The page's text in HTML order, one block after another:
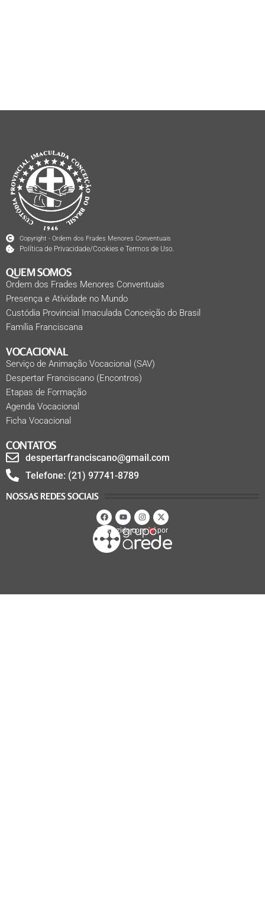
Copyright - Ordem dos Frades Menores Conventuais
Política de Privacidade/Cookies e Termos de Uso.
QUEM SOMOS
Ordem dos Frades Menores Conventuais
Presença e Atividade no Mundo
Custódia Provincial Imaculada Conceição do Brasil
Família Franciscana
VOCACIONAL
Serviço de Animação Vocacional (SAV)
Despertar Franciscano (Encontros)
Etapas de Formação
Agenda Vocacional
Ficha Vocacional
CONTATOS
despertarfranciscano@gmail.com
Telefone: (21) 97741-8789
NOSSAS REDES SOCIAIS
Produzido com por